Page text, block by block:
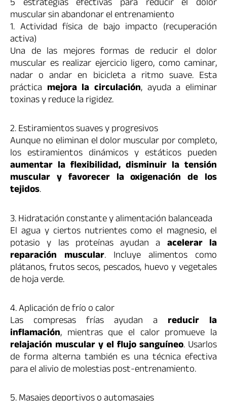
5 estrategias efectivas para reducir el dolor
muscular sin abandonar el entrenamiento
1. Actividad física de bajo impacto (recuperación
activa)
Una de las mejores formas de reducir el dolor
muscular es realizar ejercicio ligero, como caminar,
nadar o andar en bicicleta a ritmo suave. Esta
práctica mejora la circulación, ayuda a eliminar
toxinas y reduce la rigidez.
2. Estiramientos suaves y progresivos
Aunque no eliminan el dolor muscular por completo,
los estiramientos dinámicos y estáticos pueden
aumentar la flexibilidad, disminuir la tensión
muscular y favorecer la oxigenación de los
tejidos.
3. Hidratación constante y alimentación balanceada
El agua y ciertos nutrientes como el magnesio, el
potasio y las proteínas ayudan a acelerar la
reparación muscular. Incluye alimentos como
plátanos, frutos secos, pescados, huevo y vegetales
de hoja verde.
4. Aplicación de frío o calor
Las compresas frías ayudan a reducir la
inflamación, mientras que el calor promueve la
relajación muscular y el flujo sanguíneo. Usarlos
de forma alterna también es una técnica efectiva
para el alivio de molestias post-entrenamiento.